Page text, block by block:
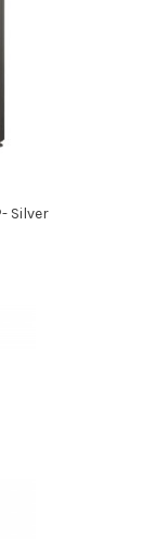
Silver